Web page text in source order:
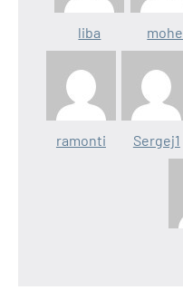
liba mohe
ramonti Sergej1